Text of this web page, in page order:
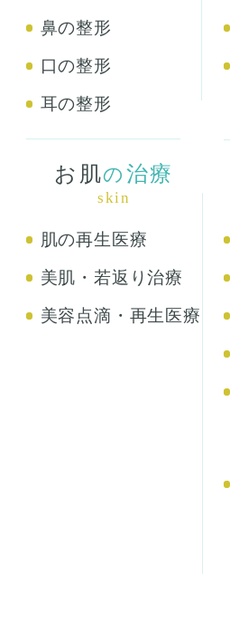
鼻の整形
口の整形
耳の整形
お肌の 治療
skin
肌の再生医療
美肌・若返り治療
美容点滴・再生医療